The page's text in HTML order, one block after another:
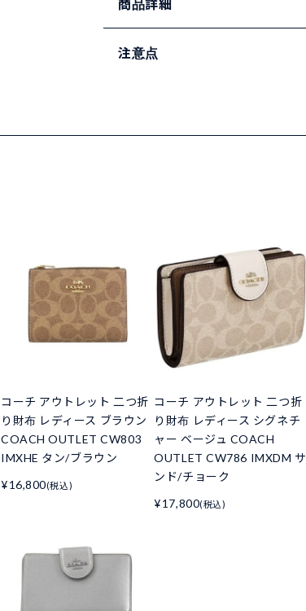
商品詳細
注意点
コーチ アウトレット 二つ折
り財布 レディース ブラウン
COACH OUTLET CW803
IMXHE タン/ブラウン
¥16,800(税込)
コーチ アウトレット 二つ折
り財布 レディース シグネチ
ャー ベージュ COACH
OUTLET CW786 IMXDM サ
ンド/チョーク
¥17,800(税込)